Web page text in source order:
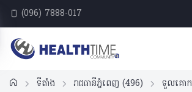
(096) 7888-017
ទីតាំង រាជធានីភ្នំពេញ (496) ទួលគោក